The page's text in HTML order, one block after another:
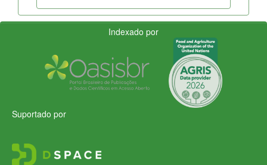
Indexado por
Suportado por